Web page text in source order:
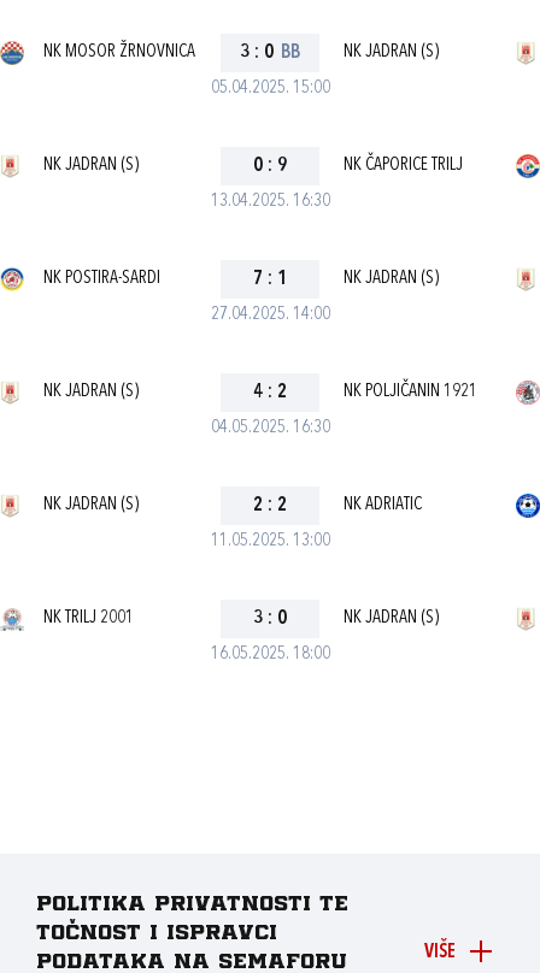
05.04.2025. 15:00
NK MOSOR ŽRNOVNICA 3 : 0 BB NK JADRAN (S)
13.04.2025. 16:30
NK JADRAN (S) 0 : 9 NK ČAPORICE TRILJ
27.04.2025. 14:00
NK POSTIRA-SARDI 7 : 1 NK JADRAN (S)
04.05.2025. 16:30
NK JADRAN (S) 4 : 2 NK POLJIČANIN 1921
11.05.2025. 13:00
NK JADRAN (S) 2 : 2 NK ADRIATIC
16.05.2025. 18:00
NK TRILJ 2001 3 : 0 NK JADRAN (S)
VIŠE
Politika privatnosti te
točnost i ispravci
podataka na Semaforu